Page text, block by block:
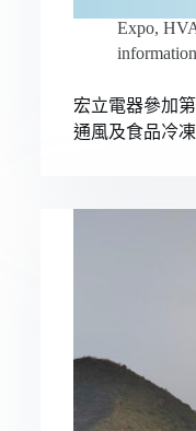
Expo,
information
宏立電器參加
通風及食品冷